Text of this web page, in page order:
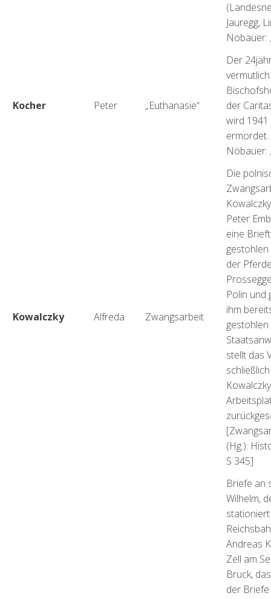
Jauregg,
Nöbauer:
Kocher Peter „Euthanasie“
Der
der
wird
Nöbauer:
Kowalczky Alfreda Zwangsarbeit
Die
Peter
eine
der
Polin und
ihm
stellt das
(Hg.):
S 345]
Briefe an
Wilhelm,
Andreas
Zell am
Bruck,
der